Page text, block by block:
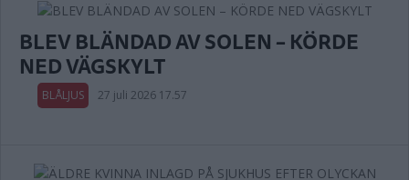
BLEV BLÄNDAD AV SOLEN – KÖRDE
NED VÄGSKYLT
BLÅLJUS 27 juli 2026 17.57